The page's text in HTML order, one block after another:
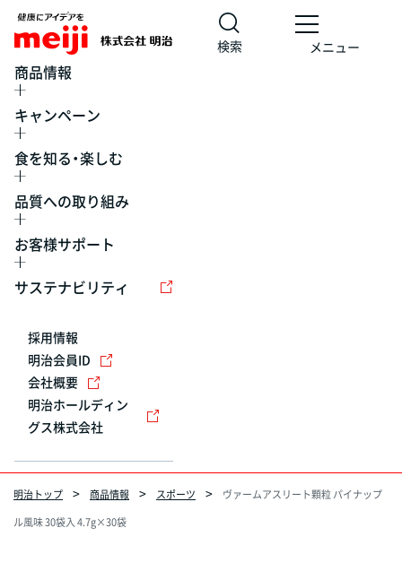
検索 メニュー
商品情報
キャンペーン
食を知る・楽しむ
品質への取り組み
お客様サポート
サステナビリティ
採用情報
明治会員ID
会社概要
明治ホールディン
グス株式会社
明治トップ 商品情報 スポーツ
ヴァームアスリート顆粒 パイナップ
ル風味 30袋入 4.7g×30袋